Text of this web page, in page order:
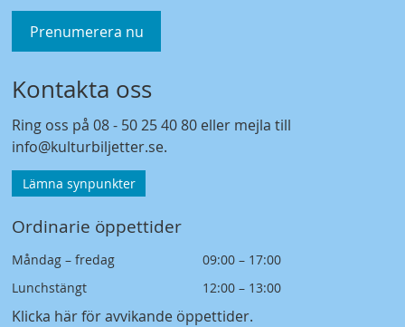
Prenumerera nu
Kontakta oss
Ring oss på08 - 50 25 40 80 eller mejla till
info@kulturbiljetter.se.
Lämna synpunkter
Ordinarie öppettider
Måndag – fredag
09:00 – 17:00
Lunchstängt
12:00 – 13:00
Klicka här för avvikande öppettider.